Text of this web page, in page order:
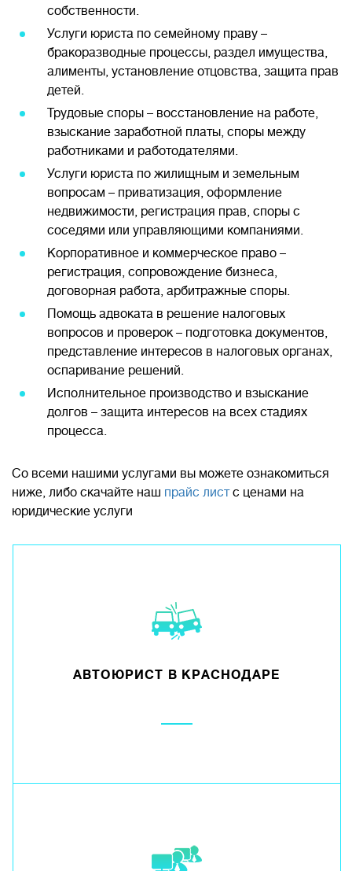
собственности.
Услуги юриста по семейному праву –
бракоразводные процессы, раздел имущества,
алименты, установление отцовства, защита прав
детей.
Трудовые споры – восстановление на работе,
взыскание заработной платы, споры между
работниками и работодателями.
Услуги юриста по жилищным и земельным
вопросам – приватизация, оформление
недвижимости, регистрация прав, споры с
соседями или управляющими компаниями.
Корпоративное и коммерческое право –
регистрация, сопровождение бизнеса,
договорная работа, арбитражные споры.
Помощь адвоката в решение налоговых
вопросов и проверок – подготовка документов,
представление интересов в налоговых органах,
оспаривание решений.
Исполнительное производство и взыскание
долгов – защита интересов на всех стадиях
процесса.
Со всеми нашими услугами вы можете ознакомиться
ниже, либо скачайте наш прайс листс ценами на
юридические услуги
АВТОЮРИСТ В КРАСНОДАРЕ